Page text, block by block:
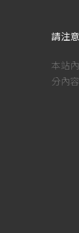
請注意
本站
分內